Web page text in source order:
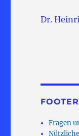
Dr.
Fragen